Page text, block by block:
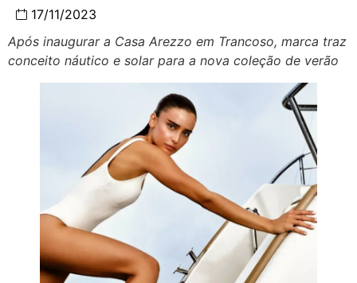
17/11/2023
Após inaugurar a Casa Arezzo em Trancoso, marca traz
conceito náutico e solar para a nova coleção de verão